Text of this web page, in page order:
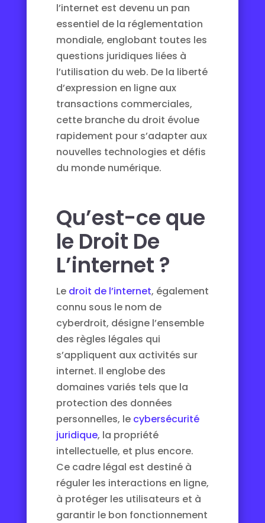
l’internet est devenu un pan
essentiel de la réglementation
mondiale, englobant toutes les
questions juridiques liées à
l’utilisation du web. De la liberté
d’expression en ligne aux
transactions commerciales,
cette branche du droit évolue
rapidement pour s’adapter aux
nouvelles technologies et défis
du monde numérique.
Qu’est-ce que
le Droit De
L’internet ?
Le droit de l’internet, également
connu sous le nom de
cyberdroit, désigne l’ensemble
des règles légales qui
s’appliquent aux activités sur
internet. Il englobe des
domaines variés tels que la
protection des données
personnelles, le cybersécurité
juridique, la propriété
intellectuelle, et plus encore.
Ce cadre légal est destiné à
réguler les interactions en ligne,
à protéger les utilisateurs et à
garantir le bon fonctionnement